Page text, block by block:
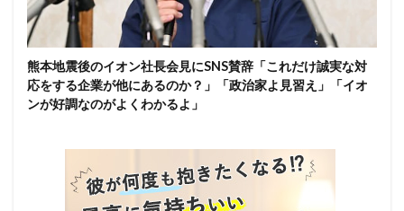
熊本地震後のイオン社長会見にSNS賛辞「これだけ誠実な対
応をする企業が他にあるのか？」「政治家よ見習え」「イオ
ンが好調なのがよくわかるよ」